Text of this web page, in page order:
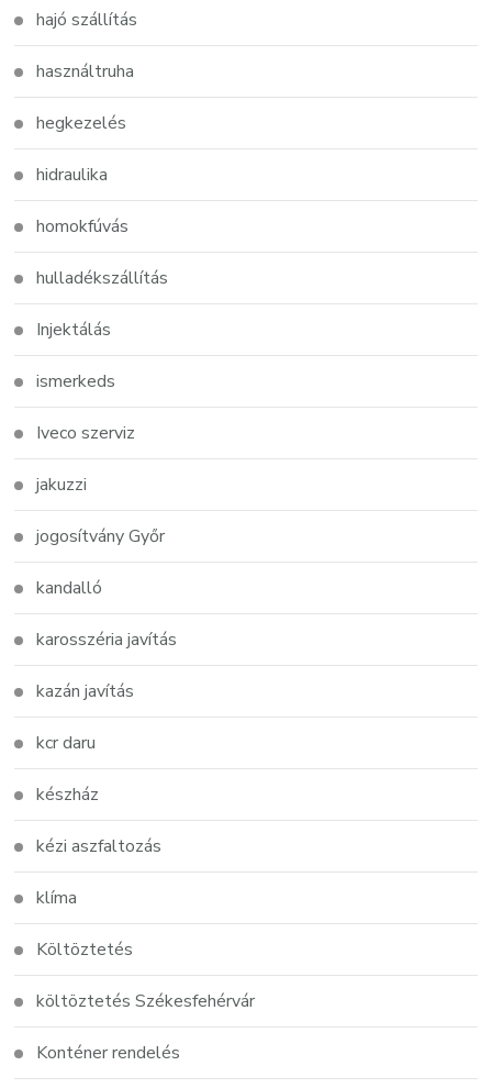
hajó szállítás
használtruha
hegkezelés
hidraulika
homokfúvás
hulladékszállítás
Injektálás
ismerkeds
Iveco szerviz
jakuzzi
jogosítvány Győr
kandalló
karosszéria javítás
kazán javítás
kcr daru
készház
kézi aszfaltozás
klíma
Költöztetés
költöztetés Székesfehérvár
Konténer rendelés